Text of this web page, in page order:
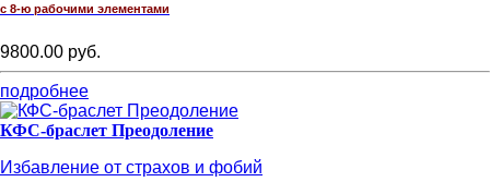
с 8-ю рабочими элементами
9800.00 руб.
подробнее
КФС-браслет Преодоление
Избавление от страхов и фобий